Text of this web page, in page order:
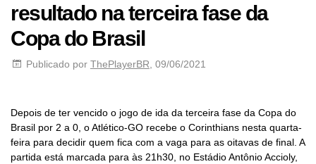
resultado na terceira fase da
Copa do Brasil
Publicado por ThePlayerBR , 09/06/2021
Depois de ter vencido o jogo de ida da terceira fase da Copa do
Brasil por 2 a 0, o Atlético-GO recebe o Corinthians nesta quarta-
feira para decidir quem fica com a vaga para as oitavas de final. A
partida está marcada para às 21h30, no Estádio Antônio Accioly,